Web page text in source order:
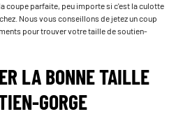
coupe parfaite, peu importe si c'est la culotte
Nous vous conseillons de jetez un coup
pour trouver votre taille de soutien-
LA BONNE TAILLE
GORGE